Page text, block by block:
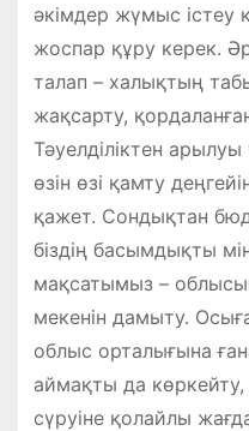
әкімдер жүмыс істеу
жоспар құру керек.
талап – халықтың
жақсарту,
Тәуелділіктен арылуы
өзін өзі қамту
қажет. Сондықтан
біздің басымдықты
мақсатымыз –
мекенін дамыту.
облыс орталығына
аймақты да
сүруіне қолайлы